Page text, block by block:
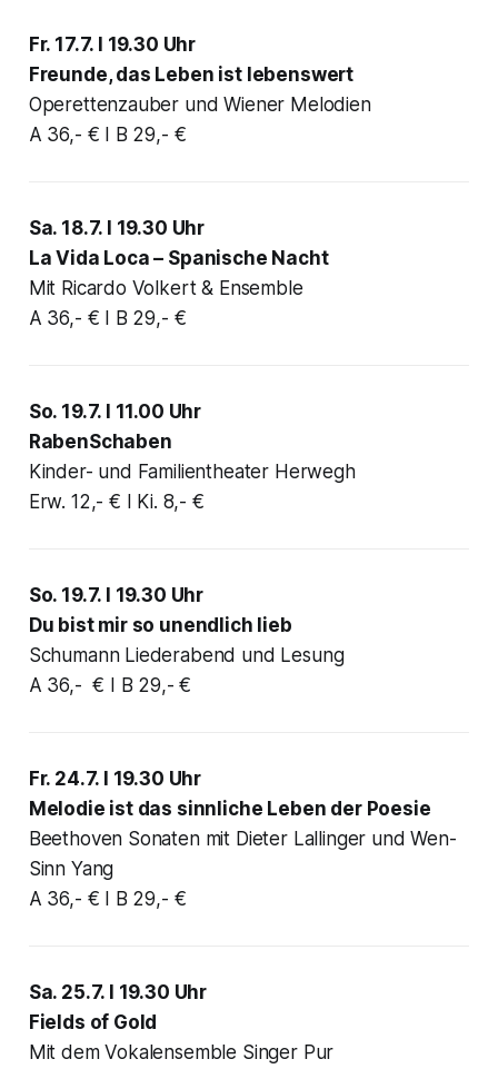
Fr. 17.7. I 19.30 Uhr
Freunde, das Leben ist lebenswert
Operettenzauber und Wiener Melodien
A 36,- € I B 29,- €
Sa. 18.7. I 19.30 Uhr
La Vida Loca – Spanische Nacht
Mit Ricardo Volkert & Ensemble
A 36,- € I B 29,- €
So. 19.7. I 11.00 Uhr
RabenSchaben
Kinder- und Familientheater Herwegh
Erw. 12,- € I Ki. 8,- €
So. 19.7. I 19.30 Uhr
Du bist mir so unendlich lieb
Schumann Liederabend und Lesung
A 36,- € I B 29,- €
Fr. 24.7. I 19.30 Uhr
Melodie ist das sinnliche Leben der Poesie
Beethoven Sonaten mit Dieter Lallinger und Wen-
Sinn Yang
A 36,- € I B 29,- €
Sa. 25.7. I 19.30 Uhr
Fields of Gold
Mit dem Vokalensemble Singer Pur